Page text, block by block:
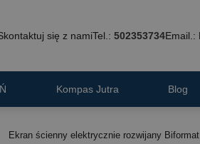
się z namiTel.: 502353734Email.:
Kompas Jutra Blog
Ekran ścienny elektrycznie rozwijany